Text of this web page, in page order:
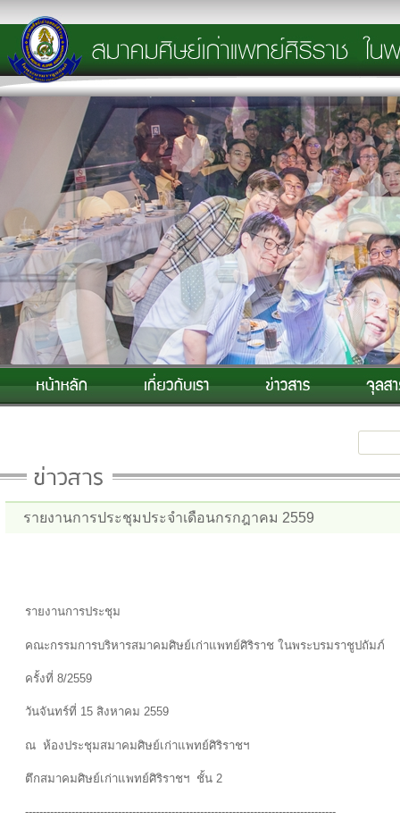
รายงานการประชุมประจำเดือนกรกฎาคม 2559
รายงานการประชุม
คณะกรรมการบริหารสมาคมศิษย์เก่าแพทย์ศิริราช ในพระบรมราชูปถัมภ์
ครั้งที่ 8/2559
วันจันทร์ที่ 15 สิงหาคม 2559
ณ ห้องประชุมสมาคมศิษย์เก่าแพทย์ศิริราชฯ
ตึกสมาคมศิษย์เก่าแพทย์ศิริราชฯ ชั้น 2
---------------------------------------------------------------------------------------